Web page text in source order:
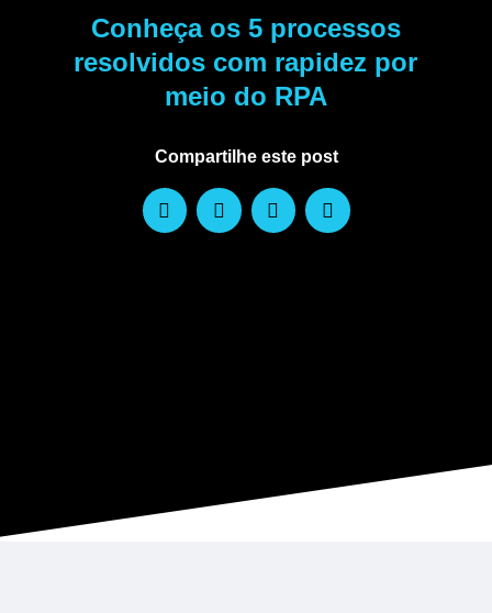
Conheça os 5 processos
resolvidos com rapidez por
meio do RPA
Compartilhe este post